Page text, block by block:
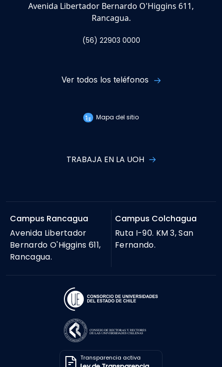
Avenida Libertador Bernardo O'Higgins 611,
Rancagua.
(56) 22903 0000
Ver todos los teléfonos
Mapa del sitio
TRABAJA EN LA UOH
Campus Rancagua
Avenida Libertador
Bernardo O'Higgins 611,
Rancagua.
Campus Colchagua
Ruta I-90. KM 3, San
Fernando.
Transparencia activa